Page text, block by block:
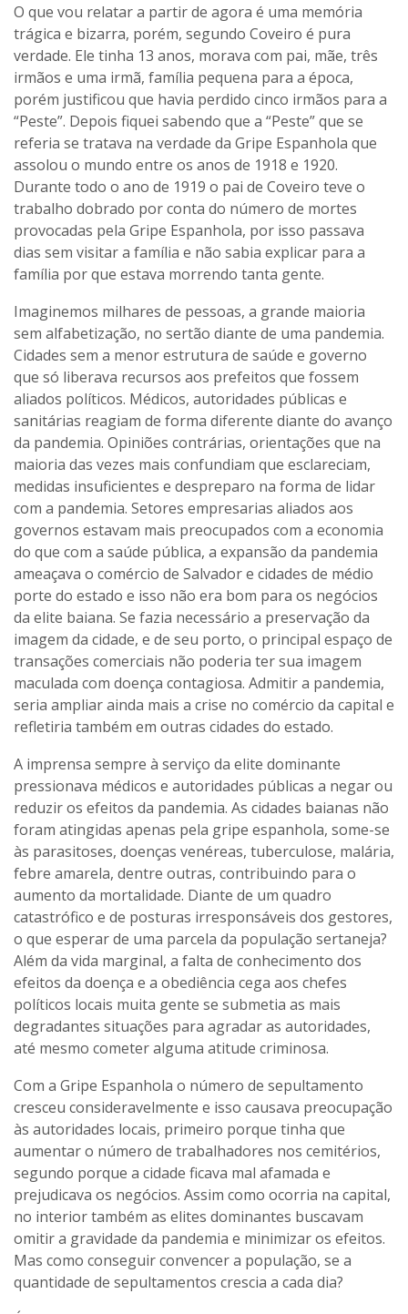
O que vou relatar a partir de agora é uma memória
trágica e bizarra, porém, segundo Coveiro é pura
verdade. Ele tinha 13 anos, morava com pai, mãe, três
irmãos e uma irmã, família pequena para a época,
porém justificou que havia perdido cinco irmãos para a
“Peste”. Depois fiquei sabendo que a “Peste” que se
referia se tratava na verdade da Gripe Espanhola que
assolou o mundo entre os anos de 1918 e 1920.
Durante todo o ano de 1919 o pai de Coveiro teve o
trabalho dobrado por conta do número de mortes
provocadas pela Gripe Espanhola, por isso passava
dias sem visitar a família e não sabia explicar para a
família por que estava morrendo tanta gente.
Imaginemos milhares de pessoas, a grande maioria
sem alfabetização, no sertão diante de uma pandemia.
Cidades sem a menor estrutura de saúde e governo
que só liberava recursos aos prefeitos que fossem
aliados políticos. Médicos, autoridades públicas e
sanitárias reagiam de forma diferente diante do avanço
da pandemia. Opiniões contrárias, orientações que na
maioria das vezes mais confundiam que esclareciam,
medidas insuficientes e despreparo na forma de lidar
com a pandemia. Setores empresarias aliados aos
governos estavam mais preocupados com a economia
do que com a saúde pública, a expansão da pandemia
ameaçava o comércio de Salvador e cidades de médio
porte do estado e isso não era bom para os negócios
da elite baiana. Se fazia necessário a preservação da
imagem da cidade, e de seu porto, o principal espaço de
transações comerciais não poderia ter sua imagem
maculada com doença contagiosa. Admitir a pandemia,
seria ampliar ainda mais a crise no comércio da capital e
refletiria também em outras cidades do estado.
A imprensa sempre à serviço da elite dominante
pressionava médicos e autoridades públicas a negar ou
reduzir os efeitos da pandemia. As cidades baianas não
foram atingidas apenas pela gripe espanhola, some-se
às parasitoses, doenças venéreas, tuberculose, malária,
febre amarela, dentre outras, contribuindo para o
aumento da mortalidade. Diante de um quadro
catastrófico e de posturas irresponsáveis dos gestores,
o que esperar de uma parcela da população sertaneja?
Além da vida marginal, a falta de conhecimento dos
efeitos da doença e a obediência cega aos chefes
políticos locais muita gente se submetia as mais
degradantes situações para agradar as autoridades,
até mesmo cometer alguma atitude criminosa.
Com a Gripe Espanhola o número de sepultamento
cresceu consideravelmente e isso causava preocupação
às autoridades locais, primeiro porque tinha que
aumentar o número de trabalhadores nos cemitérios,
segundo porque a cidade ficava mal afamada e
prejudicava os negócios. Assim como ocorria na capital,
no interior também as elites dominantes buscavam
omitir a gravidade da pandemia e minimizar os efeitos.
Mas como conseguir convencer a população, se a
quantidade de sepultamentos crescia a cada dia?